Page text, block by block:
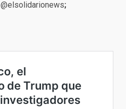
@elsolidarionews;